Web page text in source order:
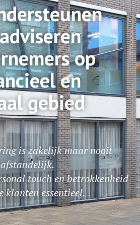
op
en
gebied
is zakelijk maar nooit
afstandelijk.
touch en betrokkenheid
klanten essentieel.